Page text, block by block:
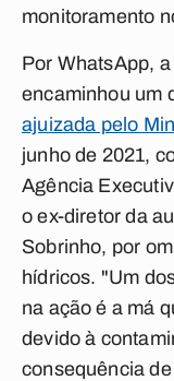
monitoramento
Por WhatsApp,
encaminhou um
ajuizada pelo
junho de 2021,
Agência
o ex-diretor da
Sobrinho, por
hídricos. "Um
na ação é a má
devido à
consequência